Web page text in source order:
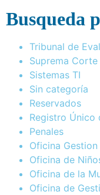
Busqueda
Tribunal de
Suprema
Sistemas TI
Sin categoría
Reservados
Registro Único
Penales
Oficina
Oficina de
Oficina de la
Oficina de